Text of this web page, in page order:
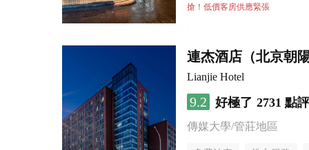
無煙樓層
搶！低價客房供應緊張
連杰酒店（北京朝
Lianjie Hotel
9.2 好極了 2731 點評
傳媒大學/管莊地區